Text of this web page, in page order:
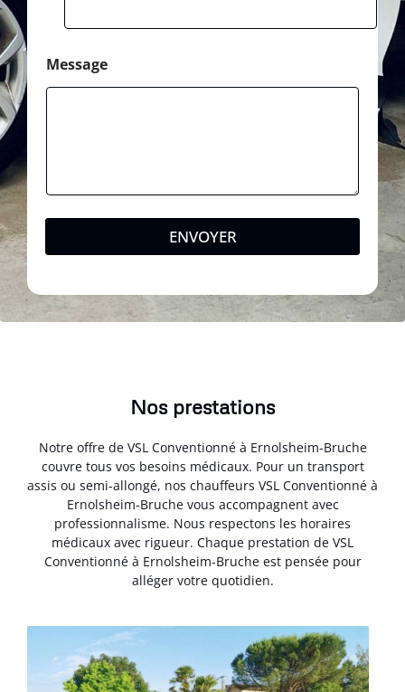
Message
ENVOYER
Nos prestations
Notre offre de VSL Conventionné à Ernolsheim-Bruche
couvre tous vos besoins médicaux. Pour un transport
assis ou semi-allongé, nos chauffeurs VSL Conventionné à
Ernolsheim-Bruche vous accompagnent avec
professionnalisme. Nous respectons les horaires
médicaux avec rigueur. Chaque prestation de VSL
Conventionné à Ernolsheim-Bruche est pensée pour
alléger votre quotidien.